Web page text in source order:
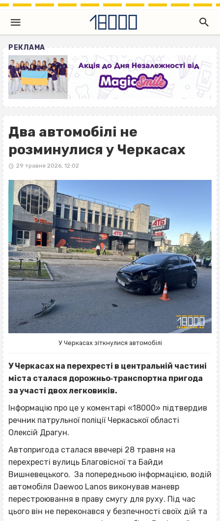
РЕКЛАМА
Два автомобілі не
розминулися у Черкасах
29 травня 2026, 12:02
У Черкасах зіткнулися автомобілі
У Черкасах на перехресті в центральній частині
міста сталася дорожньо‐транспортна пригода
за участі двох легковиків.
Інформацію про це у коментарі «18000» підтвердив
речник патрульної поліції Черкаської області
Олексій Драгун.
Автопригода сталася ввечері 28 травня на
перехресті вулиць Благовісної та Байди
Вишневецького. За попередньою інформацією, водій
автомобіля Daewoo Lanos виконував маневр
перестроювання в праву смугу для руху. Під час
цього він не переконався у безпечності своїх дій та